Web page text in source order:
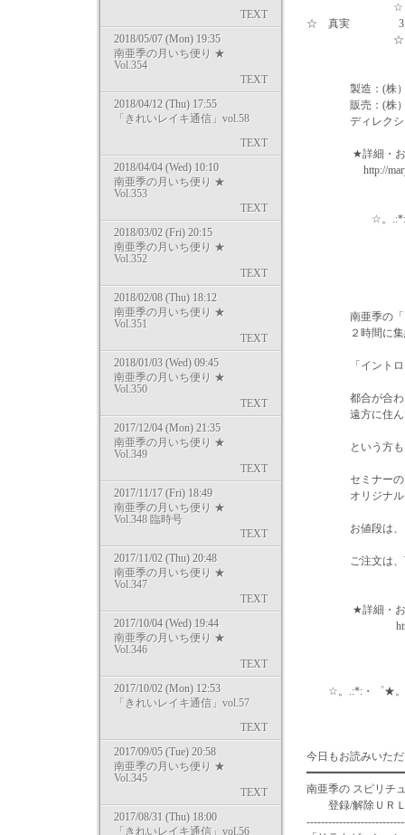
TEXT
2018/05/07 (Mon) 19:35
南亜季の月いち便り ★
Vol.354
TEXT
2018/04/12 (Thu) 17:55
「きれいレイキ通信」vol.58
TEXT
2018/04/04 (Wed) 10:10
南亜季の月いち便り ★
Vol.353
TEXT
2018/03/02 (Fri) 20:15
南亜季の月いち便り ★
Vol.352
TEXT
2018/02/08 (Thu) 18:12
南亜季の月いち便り ★
Vol.351
TEXT
2018/01/03 (Wed) 09:45
南亜季の月いち便り ★
Vol.350
TEXT
2017/12/04 (Mon) 21:35
南亜季の月いち便り ★
Vol.349
TEXT
2017/11/17 (Fri) 18:49
南亜季の月いち便り ★
Vol.348 臨時号
TEXT
2017/11/02 (Thu) 20:48
南亜季の月いち便り ★
Vol.347
TEXT
2017/10/04 (Wed) 19:44
南亜季の月いち便り ★
Vol.346
TEXT
2017/10/02 (Mon) 12:53
「きれいレイキ通信」vol.57
TEXT
2017/09/05 (Tue) 20:58
南亜季の月いち便り ★
Vol.345
TEXT
2017/08/31 (Thu) 18:00
「きれいレイキ通信」vol.56
☆ アバンダ
☆ 真実 3,800
☆ 癒やし
製造：(株）マ
販売：(株）Ｋ
ディレクショ
★詳細・お申
http://
☆。.:*:・゜★
南亜季の「ヒー
２時間に集約さ
「イントロダク
都合が合わ
遠方に住んで
という方も、ご
セミナーのＤ
オリジナルブレ
お値段は、１２
ご注文は、下記
★詳細・お申
http://
☆。.:*:・゜★。
今日もお読みいた
南亜季の スピリチ
登録/解除ＵＲＬ